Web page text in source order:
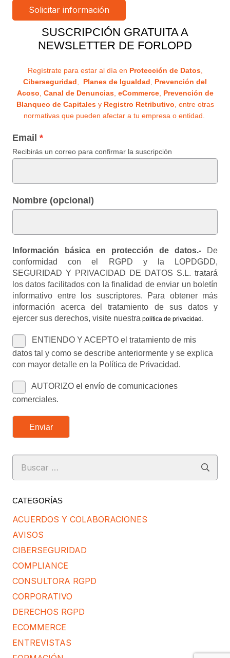
SUSCRIPCIÓN GRATUITA A
NEWSLETTER DE FORLOPD
Regístrate para estar al día en Protección de Datos,
Ciberseguridad, Planes de Igualdad, Prevención del
Acoso, Canal de Denuncias, eCommerce, Prevención de
Blanqueo de Capitalesy Registro Retributivo, entre otras
normativas que pueden afectar a tu empresa o entidad.
Email
Recibirás un correo para confirmar la suscripción
Nombre (opcional)
Información básica en protección de datos.- De
conformidad con el RGPD y la LOPDGDD,
SEGURIDAD Y PRIVACIDAD DE DATOS S.L. tratará
los datos facilitados con la finalidad de enviar un boletín
informativo entre los suscriptores. Para obtener más
información acerca del tratamiento de sus datos y
ejercer sus derechos, visite nuestra política de privacidad .
ENTIENDO Y ACEPTO el tratamiento de mis
datos tal y como se describe anteriormente y se explica
con mayor detalle en la Política de Privacidad.
AUTORIZO el envío de comunicaciones
comerciales.
Enviar
Buscar:
CATEGORÍAS
ACUERDOS Y COLABORACIONES
AVISOS
CIBERSEGURIDAD
COMPLIANCE
CONSULTORA RGPD
CORPORATIVO
DERECHOS RGPD
ECOMMERCE
ENTREVISTAS